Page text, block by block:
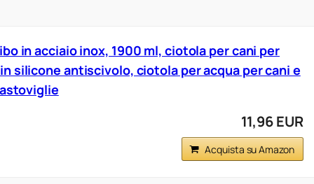
in acciaio inox, 1900 ml, ciotola per cani per
silicone antiscivolo, ciotola per acqua per cani e
11,96 EUR
Acquista su Amazon